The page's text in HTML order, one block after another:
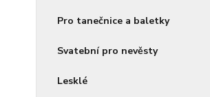
Pro tanečnice a baletky
Svatební pro nevěsty
Lesklé